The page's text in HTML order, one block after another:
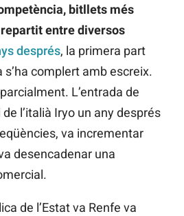
bitllets més
entre diversos
després, la primera part
s’ha complert amb escreix.
L’entrada de
l’italià Iryo un any després
va incrementar
desencadenar una
de l’Estat va Renfe va